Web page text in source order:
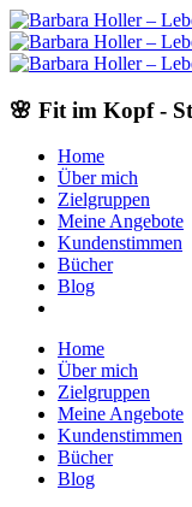
Skip
to
content
🌸 Fit im Kopf -
Home
Über mich
Zielgruppen
Meine Angebote
Kundenstimmen
Bücher
Blog
Home
Über mich
Zielgruppen
Meine Angebote
Kundenstimmen
Bücher
Blog